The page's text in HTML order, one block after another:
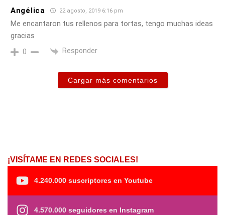
Angélica 22 agosto, 2019 6:16 pm
Me encantaron tus rellenos para tortas, tengo muchas ideas
gracias
0 Responder
Cargar más comentarios
¡VISÍTAME EN REDES SOCIALES!
4.240.000 suscriptores en Youtube
4.570.000 seguidores en Instagram